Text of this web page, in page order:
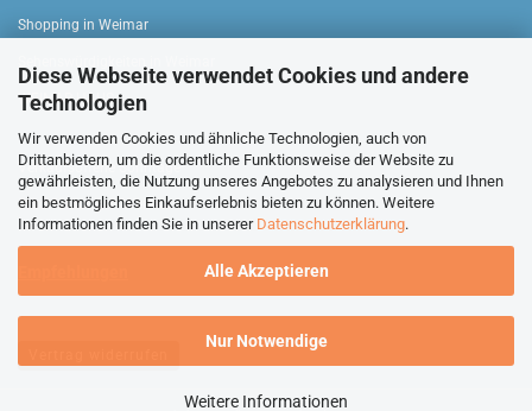
Diese Webseite verwendet Cookies und andere
Technologien
Wir verwenden Cookies und ähnliche Technologien, auch von
Drittanbietern, um die ordentliche Funktionsweise der Website zu
gewährleisten, die Nutzung unseres Angebotes zu analysieren und Ihnen
ein bestmögliches Einkaufserlebnis bieten zu können. Weitere
Informationen finden Sie in unserer Datenschutzerklärung.
Alle Akzeptieren
Nur Notwendige
Weitere Informationen
Shopping in Weimar
WEIMAR HAUS
Verkaufsoffene Sonntage
Stadtführungen Weimar